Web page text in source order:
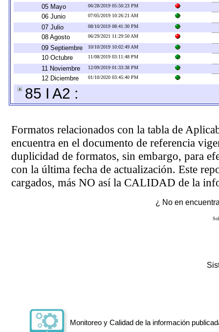
05 Mayo 06/28/2019 05:50:23 PM
06 Junio 07/05/2019 10:26:21 AM
07 Julio 08/10/2019 08:41:30 PM
08 Agosto 06/29/2021 11:29:50 AM
09 Septiembre 10/10/2019 10:02:49 AM
10 Octubre 11/08/2019 03:11:48 PM
11 Noviembre 12/09/2019 01:33:38 PM
12 Diciembre 01/10/2020 03:45:40 PM
85 I A2 :
Formatos relacionados con la tabla de
encuentra en el documento de referencia
duplicidad de formatos, sin embargo, para
con la última fecha de actualización. Este
cargados, más NO así la CALIDAD de la
¿ No en
Monitoreo y Calidad de la información